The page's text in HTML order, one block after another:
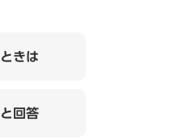
きは
回答